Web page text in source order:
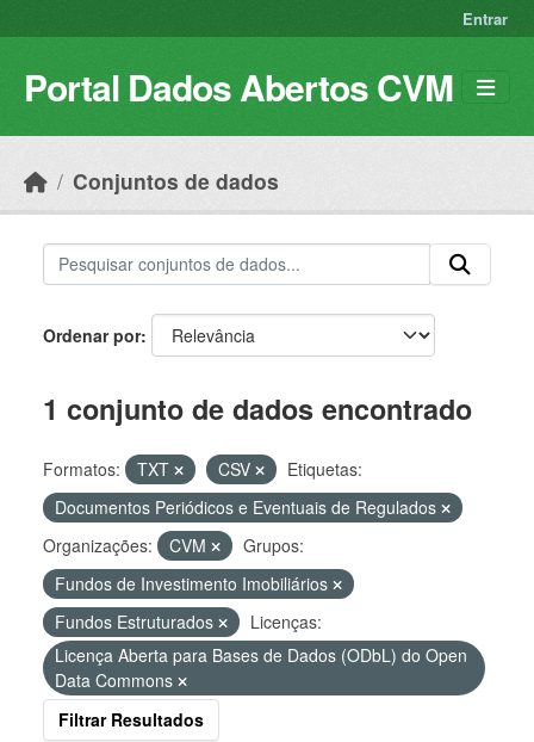
Entrar
Portal Dados Abertos CVM
Conjuntos de dados
Ordenar por
1 conjunto de dados encontrado
Formatos: TXT CSV
Etiquetas:
Documentos Periódicos e Eventuais de Regulados
Organizações:
CVM
Grupos:
Fundos de Investimento Imobiliários
Fundos Estruturados
Licenças:
Licença Aberta para Bases de Dados (ODbL) do Open
Data Commons
Filtrar Resultados